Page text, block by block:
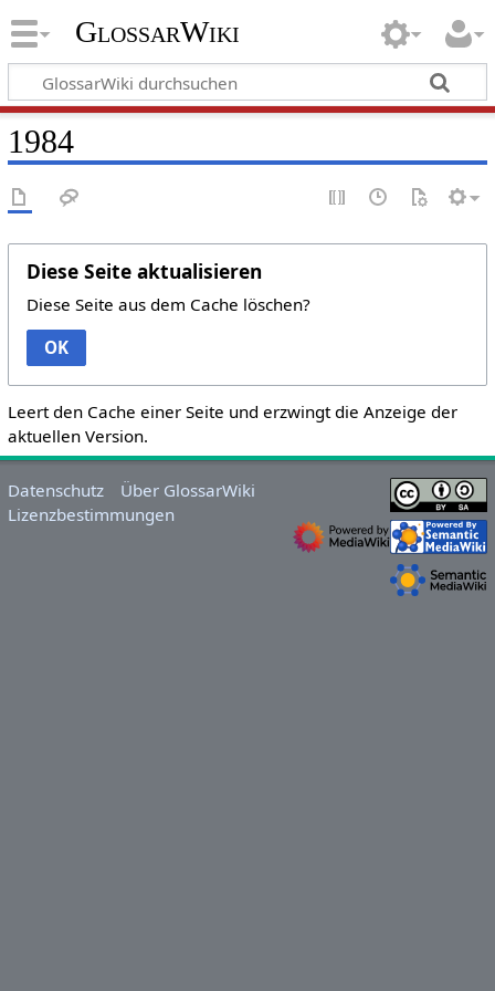
GlossarWiki
1984
Diese Seite aktualisieren
Diese Seite aus dem Cache löschen?
OK
Leert den Cache einer Seite und erzwingt die Anzeige der
aktuellen Version.
Datenschutz
Über GlossarWiki
Lizenzbestimmungen